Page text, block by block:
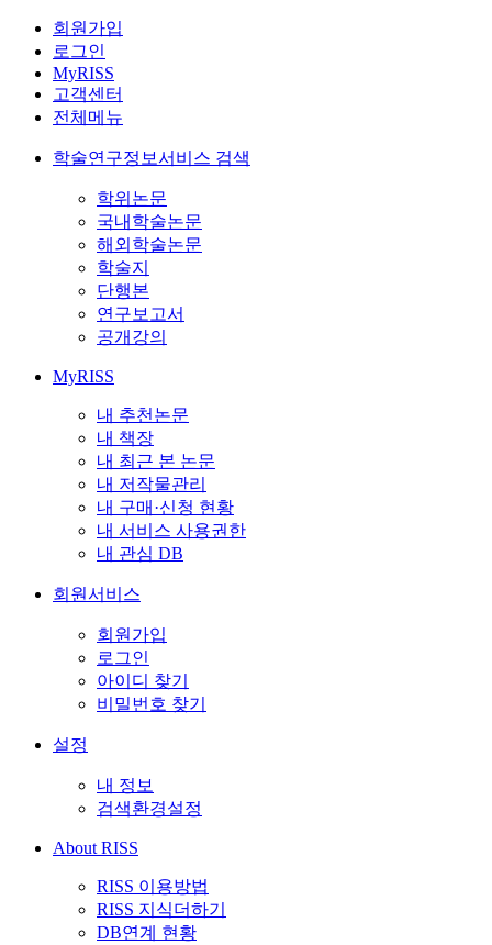
회원가입
로그인
MyRISS
고객센터
전체메뉴
학술연구정보서비스 검색
학위논문
국내학술논문
해외학술논문
학술지
단행본
연구보고서
공개강의
MyRISS
내 추천논문
내 책장
내 최근 본 논문
내 저작물관리
내 구매·신청 현황
내 서비스 사용권한
내 관심 DB
회원서비스
회원가입
로그인
아이디 찾기
비밀번호 찾기
설정
내 정보
검색환경설정
About RISS
RISS 이용방법
RISS 지식더하기
DB연계 현황